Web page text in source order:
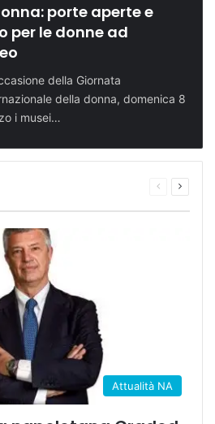
porte aperte e
per le donne ad
della Giornata
della donna, domenica 8
i musei…
Pagina
Attualità NA